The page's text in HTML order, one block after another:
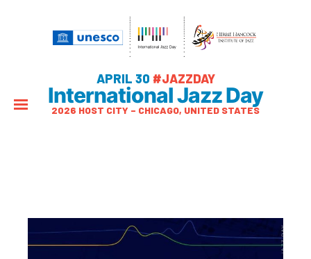
APRIL 30 #JAZZDAY
International Jazz Day
2026 HOST CITY – CHICAGO, UNITED STATES